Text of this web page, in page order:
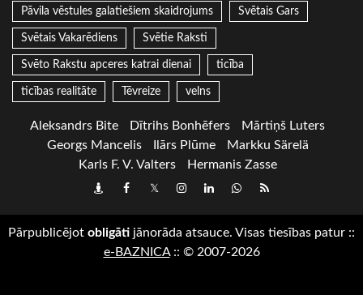
Pāvila vēstules galatiešiem skaidrojums Svētais Gars
Svētais Vakarēdiens Svētie Raksti
Svēto Rakstu apceres katrai dienai ticība
ticības realitāte Tēvreize velns
Aleksandrs Bite Dītrihs Bonhēfers
Mārtiņš Luters
Georgs Mancelis
Ilārs Plūme
Markku Särelä
Karls F. V. Valters
Hermanis Zasse
DraugiemFacebook
TwitterInstagram
LinkedInwhatsapp
RSS
Pārpublicējot obligāti jānorāda atsauce. Visas tiesības patur ::
e-BAZNICA:: © 2007-2026